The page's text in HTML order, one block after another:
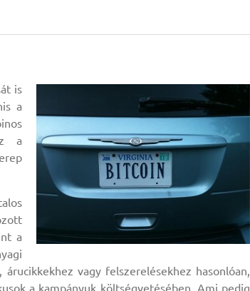
is
a
a
a
vagy felszerelésekhez hasonlóan,
a kampányuk költségvetésében. Ami pedig